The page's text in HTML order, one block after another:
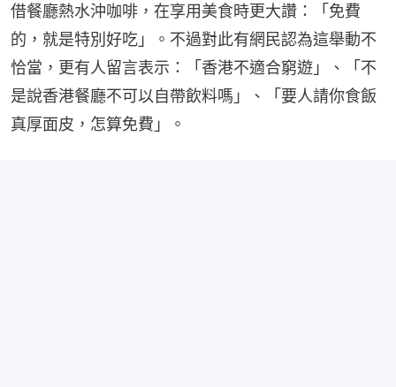
借餐廳熱水沖咖啡，在享用美食時更大讚：「免費
的，就是特別好吃」。不過對此有網民認為這舉動不
恰當，更有人留言表示：「香港不適合窮遊」、「不
是說香港餐廳不可以自帶飲料嗎」、「要人請你食飯
真厚面皮，怎算免費」。